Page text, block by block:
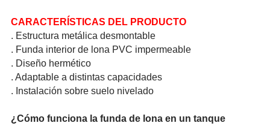
CARACTERÍSTICAS DEL PRODUCTO
. Estru­ctura metálica desmo­ntabl­e
. Funda interior de lona PVC imper­meabl­e
. Diseño hermético
. Adaptable a distintas capac­idade­s
. Instalación sobre suelo nivelado
¿Cómo funciona la funda de lona en un tanque